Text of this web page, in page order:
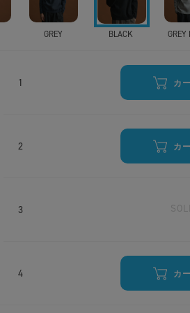
GREY BLACK GREY
1 カ
2 カ
3
4 カ